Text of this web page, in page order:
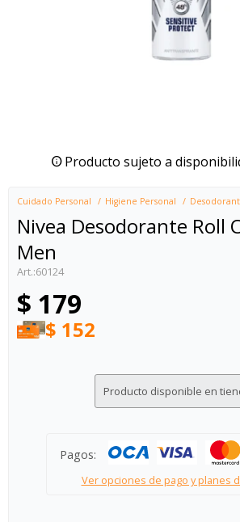
Producto sujeto a
Cuidado Personal Higiene Personal
Nivea Desodorante Roll
Men
60124
$ 179
$ 152
Producto disponible en
Pagos:
Ver opciones de pago y planes